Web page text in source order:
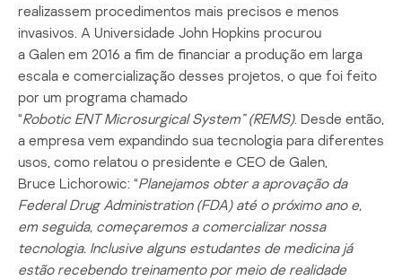
realizassem procedimentos mais precisos e menos
invasivos. A Universidade John Hopkins procurou
a Galen em 2016 a fim de financiar a produção em larga
escala e comercialização desses projetos, o que foi feito
por um programa chamado
“Robotic ENTMicrosurgicalSystem” (REMS). Desde então,
a empresa vem expandindo sua tecnologia para diferentes
usos, como relatou o presidente e CEO de Galen,
Bruce Lichorowic: “Planejamos obter a aprovação da
FederalDrug Administration(FDA) até o próximo ano e,
em seguida, começaremos a comercializar nossa
tecnologia. Inclusive alguns estudantes de medicina já
estão recebendo treinamento por meio de realidade